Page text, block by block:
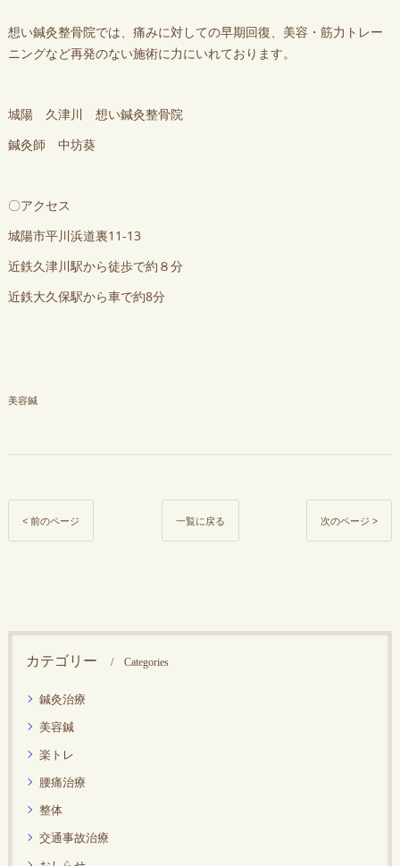
想い鍼灸整骨院では、痛みに対しての早期回復、美容・筋力トレー
ニングなど再発のない施術に力にいれております。
城陽 久津川 想い鍼灸整骨院
鍼灸師 中坊葵
〇アクセス
城陽市平川浜道裏11-13
近鉄久津川駅から徒歩で約８分
近鉄大久保駅から車で約8分
美容鍼
< 前のページ 一覧に戻る 次のページ >
カテゴリー Categories
鍼灸治療
美容鍼
楽トレ
腰痛治療
整体
交通事故治療